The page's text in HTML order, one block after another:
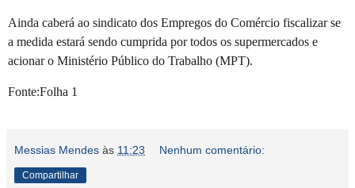
Ainda caberá ao sindicato dos Empregos do Comércio fiscalizar se
a medida estará sendo cumprida por todos os supermercados e
acionar o Ministério Público do Trabalho (MPT).
Fonte:Folha 1
Messias Mendes às 11:23 Nenhum comentário:
Compartilhar